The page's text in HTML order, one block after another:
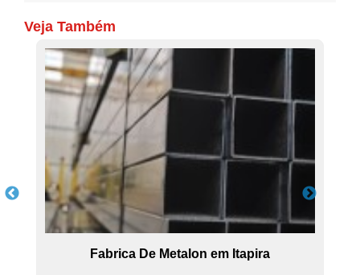
Veja Também
Fabrica De Metalon em Itapira